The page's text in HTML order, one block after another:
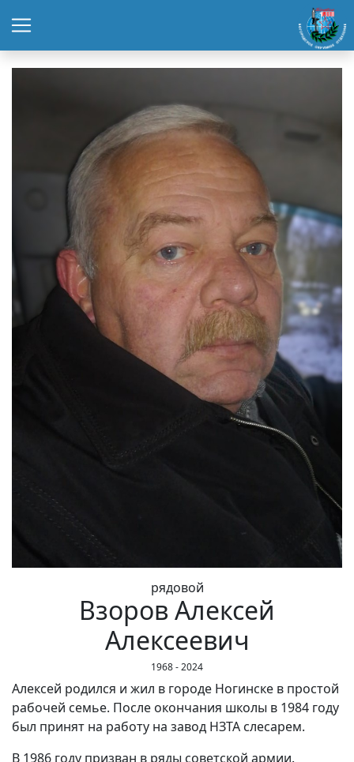
рядовой
Взоров Алексей
Алексеевич
1968 - 2024
Алексей родился и жил в городе Ногинске в простой
рабочей семье. После окончания школы в 1984 году
был принят на работу на завод НЗТА слесарем.
В 1986 году призван в ряды советской армии.